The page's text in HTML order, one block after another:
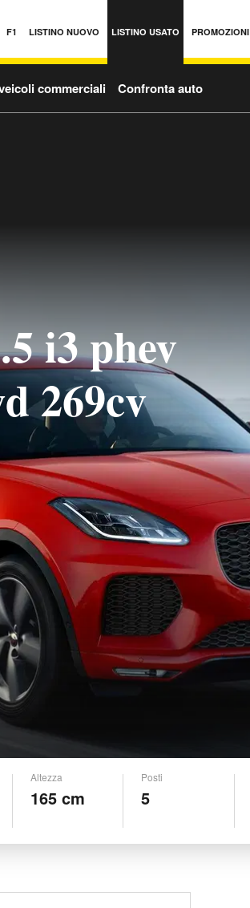
F1 LISTINO NUOVO LISTINO USATO PROMOZIONI
commerciali Confronta auto
i3 phev
269cv
Altezza
165 cm
Posti
5